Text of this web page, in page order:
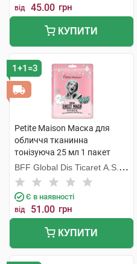
від 45.00 грн
КУПИТИ
1+1=3
Petite Maison Маска для
обличчя тканинна
тонізуюча 25 мл 1 пакет
BFF Global Dis Ticaret A.S.
(Туреччина)
Є в наявності
від 51.00 грн
КУПИТИ